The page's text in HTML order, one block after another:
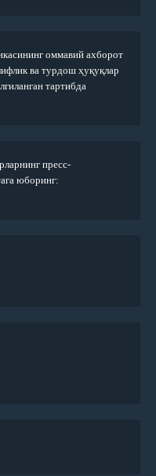
оммавий ахборот
ва турдош ҳуқуқлар
тартибда
пресс-
юборинг: